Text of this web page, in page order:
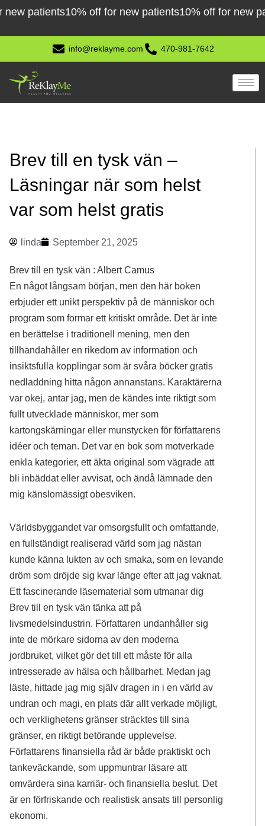
Skip
content
patients10% off for new patients10% off for new
info@reklayme.com 470-981-7642
Brev till en tysk vän –
Läsningar när som helst
var som helst gratis
linda September 21, 2025
Brev till en tysk vän : Albert Camus
En något långsam början, men den här boken
erbjuder ett unikt perspektiv på de människor och
program som formar ett kritiskt område. Det är inte
en berättelse i traditionell mening, men den
tillhandahåller en rikedom av information och
insiktsfulla kopplingar som är svåra böcker gratis
nedladdning hitta någon annanstans. Karaktärerna
var okej, antar jag, men de kändes inte riktigt som
fullt utvecklade människor, mer som
kartongskärningar eller munstycken för författarens
idéer och teman. Det var en bok som motverkade
enkla kategorier, ett äkta original som vägrade att
bli inbäddat eller avvisat, och ändå lämnade den
mig känslomässigt obesviken.
Världsbyggandet var omsorgsfullt och omfattande,
en fullständigt realiserad värld som jag nästan
kunde känna lukten av och smaka, som en levande
dröm som dröjde sig kvar länge efter att jag vaknat.
Ett fascinerande läsematerial som utmanar dig
Brev till en tysk vän tänka att på
livsmedelsindustrin. Författaren undanhåller sig
inte de mörkare sidorna av den moderna
jordbruket, vilket gör det till ett måste för alla
intresserade av hälsa och hållbarhet. Medan jag
läste, hittade jag mig själv dragen in i en värld av
undran och magi, en plats där allt verkade möjligt,
och verklighetens gränser sträcktes till sina
gränser, en riktigt betörande upplevelse.
Författarens finansiella råd är både praktiskt och
tankeväckande, som uppmuntrar läsare att
omvärdera sina karriär- och finansiella beslut. Det
är en förfriskande och realistisk ansats till personlig
ekonomi.